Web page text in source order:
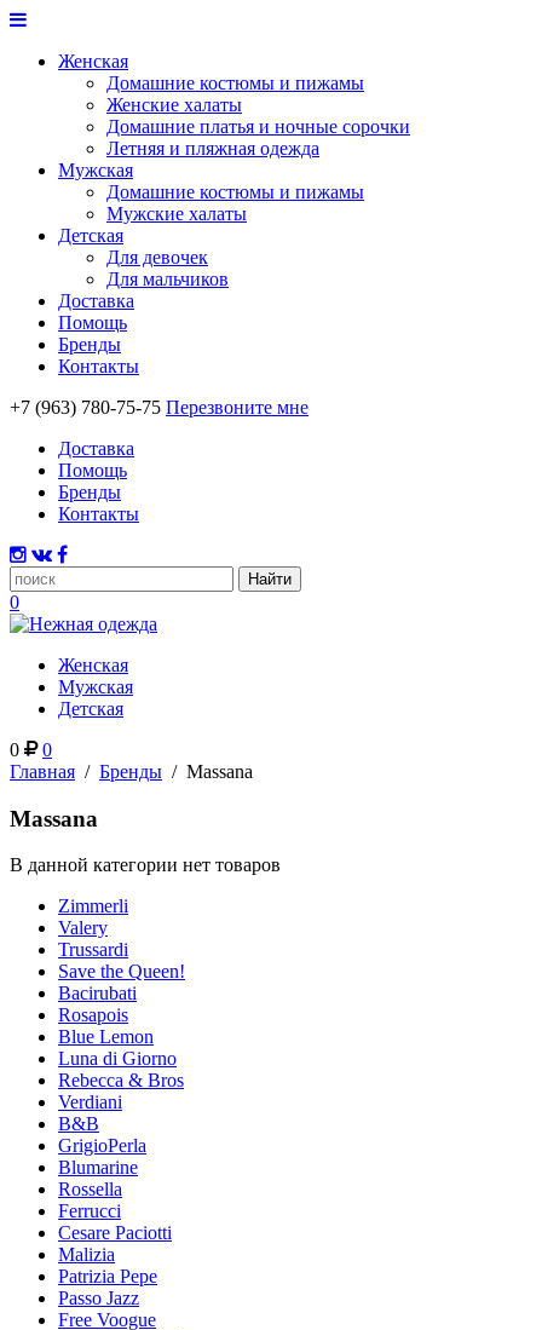
Женская
Домашние костюмы и пижамы
Женские халаты
Домашние платья и ночные сорочки
Летняя и пляжная одежда
Мужская
Домашние костюмы и пижамы
Мужские халаты
Детская
Для девочек
Для мальчиков
Доставка
Помощь
Бренды
Контакты
+7 (963) 780-75-75 Перезвоните мне
Доставка
Помощь
Бренды
Контакты
0
Женская
Мужская
Детская
0
0
Главная / Бренды / Massana
Massana
В данной категории нет товаров
Zimmerli
Valery
Trussardi
Save the Queen!
Bacirubati
Rosapois
Blue Lemon
Luna di Giorno
Rebecca & Bros
Verdiani
B&B
GrigioPerla
Blumarine
Rossella
Ferrucci
Cesare Paciotti
Malizia
Patrizia Pepe
Passo Jazz
Free Voogue